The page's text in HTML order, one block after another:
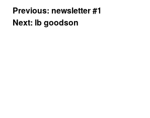
Navigation
de
l’article
Previous: newsletter #1
Next: lb goodson